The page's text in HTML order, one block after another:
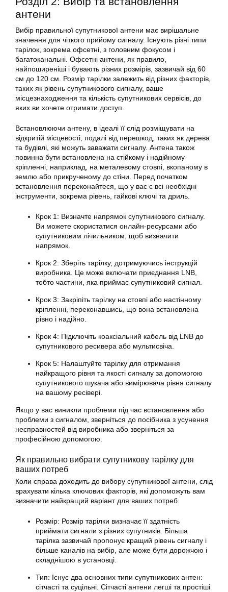
антени
Вибір правильної супутникової антени має вирішальне
значення для чіткого прийому сигналу. Існують різні типи
тарілок, зокрема офсетні, з головним фокусом і
багатоканальні. Офсетні антени, як правило,
найпоширеніші і бувають різних розмірів, зазвичай від 60
см до 120 см. Розмір тарілки залежить від різних факторів,
таких як рівень супутникового сигналу, ваше
місцезнаходження та кількість супутникових сервісів, до
яких ви хочете отримати доступ.
Встановлюючи антену, в ідеалі її слід розміщувати на
відкритій місцевості, подалі від перешкод, таких як дерева
та будівлі, які можуть заважати сигналу. Антена також
повинна бути встановлена на стійкому і надійному
кріпленні, наприклад, на металевому стовпі, вкопаному в
землю або прикрученому до стіни. Перед початком
встановлення переконайтеся, що у вас є всі необхідні
інструменти, зокрема рівень, гайкові ключі та дриль.
Крок 1: Визначте напрямок супутникового сигналу.
Ви можете скористатися онлайн-ресурсами або
супутниковим лічильником, щоб визначити
напрямок.
Крок 2: Зберіть тарілку, дотримуючись інструкцій
виробника. Це може включати приєднання LNB,
тобто частини, яка приймає супутниковий сигнал.
Крок 3: Закріпіть тарілку на стовпі або настінному
кріпленні, переконавшись, що вона встановлена
рівно і надійно.
Крок 4: Підключіть коаксіальний кабель від LNB до
супутникового ресивера або мультисвіча.
Крок 5: Налаштуйте тарілку для отримання
найкращого рівня та якості сигналу за допомогою
супутникового шукача або вимірювача рівня сигналу
на вашому ресівері.
Якщо у вас виникли проблеми під час встановлення або
проблеми з сигналом, зверніться до посібника з усунення
несправностей від виробника або зверніться за
професійною допомогою.
Як правильно вибрати супутникову тарілку для
ваших потреб
Коли справа доходить до вибору супутникової антени, слід
врахувати кілька ключових факторів, які допоможуть вам
визначити найкращий варіант для ваших потреб.
Розмір: Розмір тарілки визначає її здатність
приймати сигнали з різних супутників. Більша
тарілка зазвичай пропонує кращий рівень сигналу і
більше каналів на вибір, але може бути дорожчою і
складнішою в установці.
Тип: Існує два основних типи супутникових антен:
сітчасті та суцільні. Сітчасті антени легші та простіші